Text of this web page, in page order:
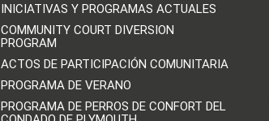
INICIATIVAS Y PROGRAMAS ACTUALES
COMMUNITY COURT DIVERSION
PROGRAM
ACTOS DE PARTICIPACIÓN COMUNITARIA
PROGRAMA DE VERANO
PROGRAMA DE PERROS DE CONFORT DEL